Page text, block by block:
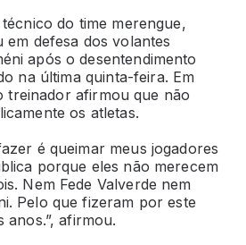
do time merengue,
defesa dos volantes
após o desentendimento
na última quinta-feira. Em
treinador afirmou que não
os atletas.
é queimar meus jogadores
porque eles não merecem
Nem Fede Valverde nem
Pelo que fizeram por este
afirmou.